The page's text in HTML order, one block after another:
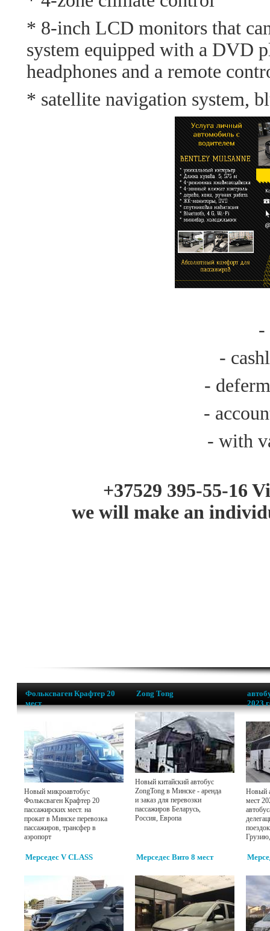
* 8-inch LCD monitors that
system equipped with a DVD
headphones and a remote
* satellite navigation system,
-
-
-
-
- with
+37529 395-55-16
we will make an
Фольксваген Крафтер 20
мест
Новый микроавтобус
Фольксваген Крафтер 20
пассажирских мест. на
прокат в Минске перевозка
пассажиров, трансфер в
аэропорт
Zong Tong
Новый китайский автобус
ZongTong в Минске - аренда
и заказ для перевозки
пассажиров Беларусь,
Россия, Европа
2023
Новый
мест
Мерседес V CLASS Мерседес Вито 8 мест